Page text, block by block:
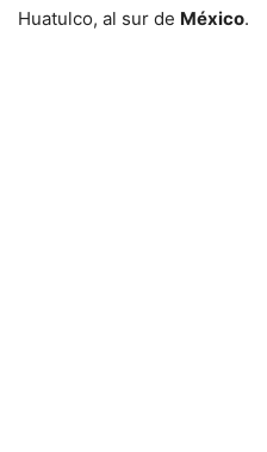
Huatulco, al sur de México.